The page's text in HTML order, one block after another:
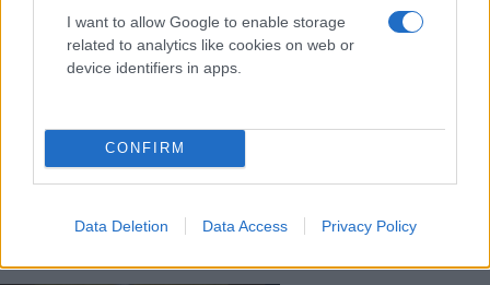
I want to allow Google to enable storage
related to analytics like cookies on web or
device identifiers in apps.
CONFIRM
Data Deletion Data Access Privacy Policy
Αγροτικής Ανάπτυξης:
Να αλλάξει το θεσμικό
στήριξη των παραγωγών
μας, τονίζει
Αγρότες - Κτηνοτρόφοι